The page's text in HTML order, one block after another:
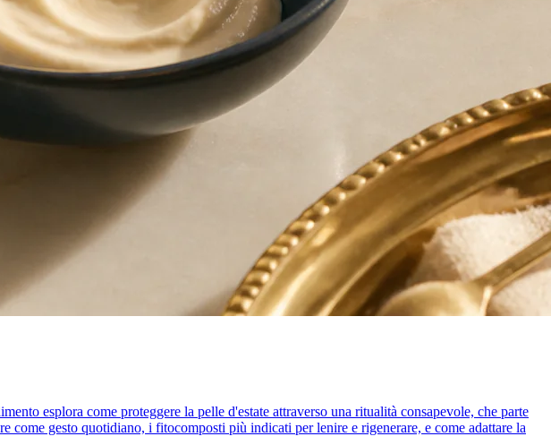
esplora come proteggere la pelle d'estate attraverso una ritualità consapevole, che parte
gesto quotidiano, i fitocomposti più indicati per lenire e rigenerare, e come adattare la